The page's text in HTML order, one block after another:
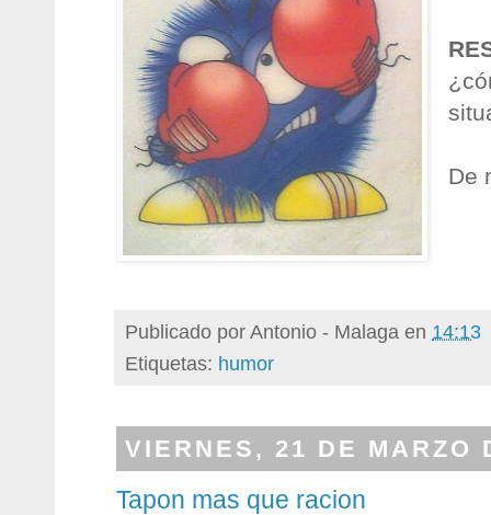
De
Publicado porAntonio - Malaga en 14:13
Etiquetas: humor
VIERNES, 21 DE MARZO
Tapon mas que racion